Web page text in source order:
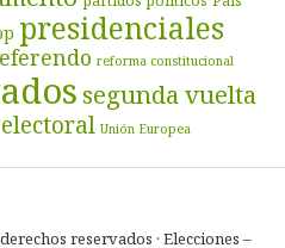
presidenciales
reforma constitucional
segunda vuelta
Unión Europea
reservados · Elecciones –